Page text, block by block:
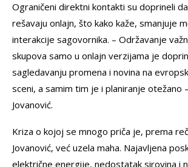
Ograničeni direktni kontakti su doprineli
rešavaju onlajn, što kako kaže, smanjuje
interakcije sagovornika. – Održavanje
skupova samo u onlajn verzijama je
sagledavanju promena i novina na
sceni, a samim tim je i planiranje otežano
Jovanović.
Kriza o kojoj se mnogo priča je, prema
Jovanović, već uzela maha. Najavljena
električne energije, nedostatak sirovina i